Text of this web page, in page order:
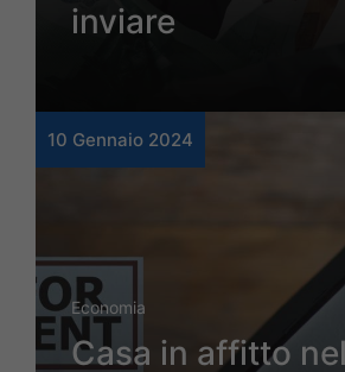
inviare
10 Gennaio 2024
Economia
Casa in affitto